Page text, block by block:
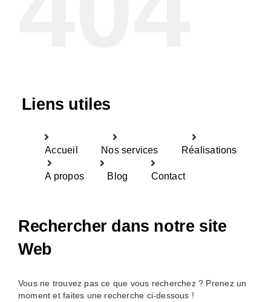
Liens utiles
Accueil Nos services Réalisations
A propos Blog Contact
Rechercher dans notre site
Web
Vous ne trouvez pas ce que vous recherchez ? Prenez un
moment et faites une recherche ci-dessous !